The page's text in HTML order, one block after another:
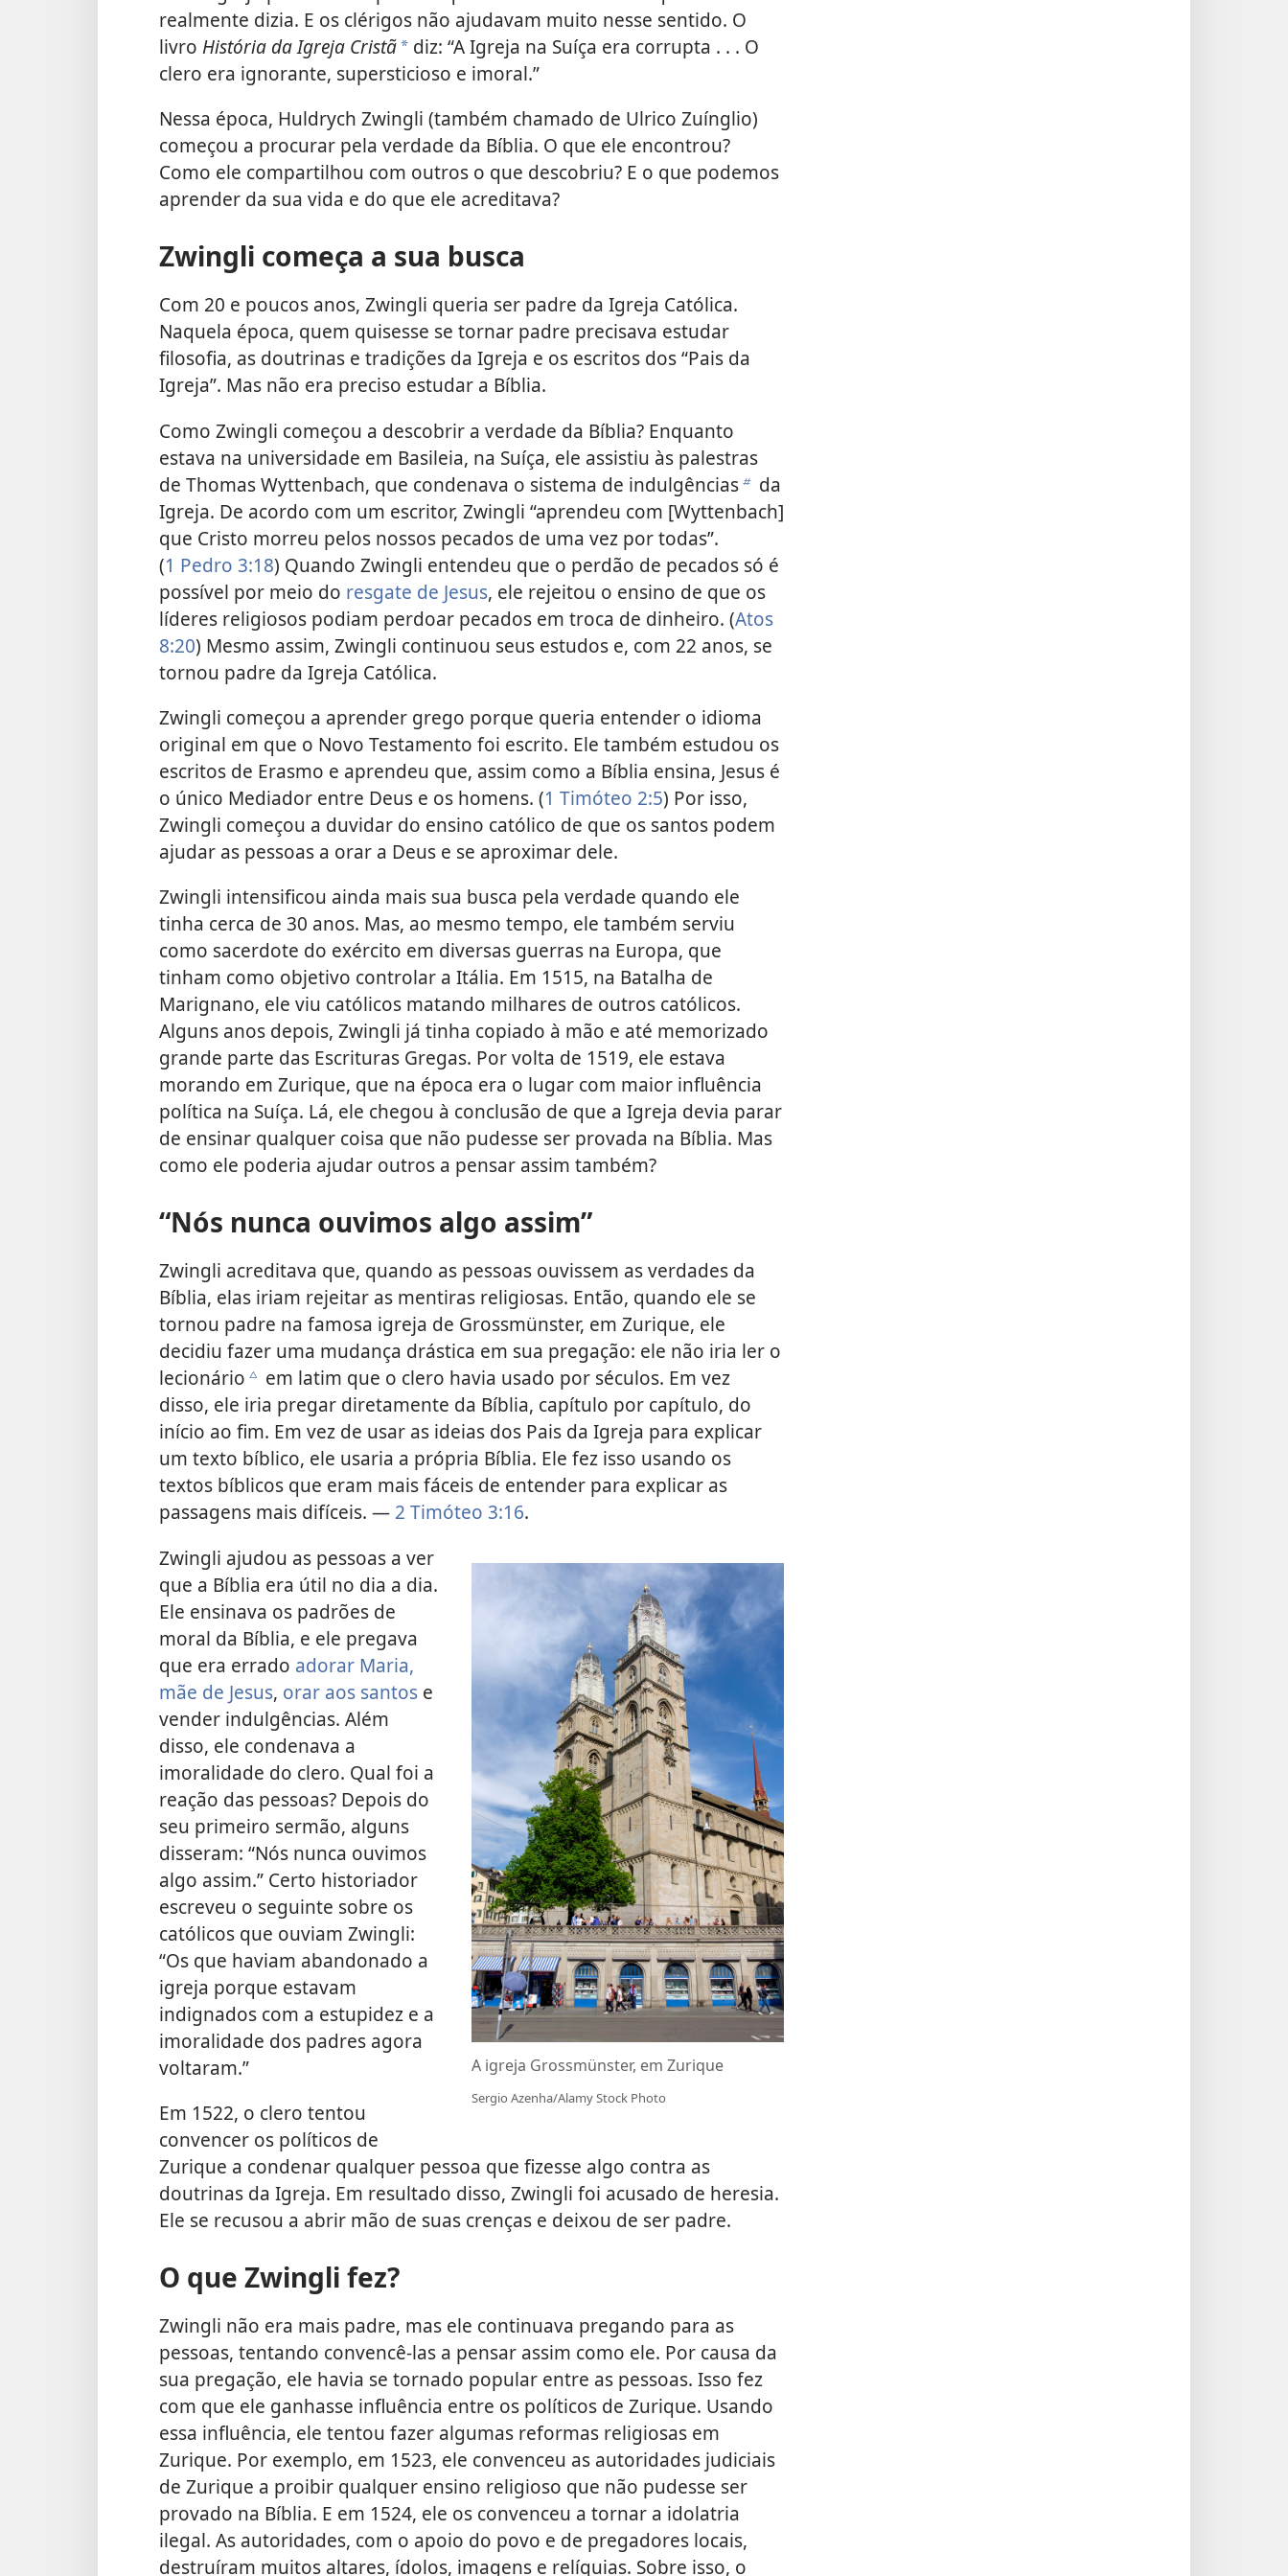
realmente dizia. E os clérigos não ajudavam muito nesse sentido. O
livro História da Igreja Cristãa diz: “A Igreja na Suíça era corrupta . . . O
clero era ignorante, supersticioso e imoral.”
Nessa época, Huldrych Zwingli (também chamado de Ulrico Zuínglio)
começou a procurar pela verdade da Bíblia. O que ele encontrou?
Como ele compartilhou com outros o que descobriu? E o que podemos
aprender da sua vida e do que ele acreditava?
Zwingli começa a sua busca
Com 20 e poucos anos, Zwingli queria ser padre da Igreja Católica.
Naquela época, quem quisesse se tornar padre precisava estudar
filosofia, as doutrinas e tradições da Igreja e os escritos dos “Pais da
Igreja”. Mas não era preciso estudar a Bíblia.
Como Zwingli começou a descobrir a verdade da Bíblia? Enquanto
estava na universidade em Basileia, na Suíça, ele assistiu às palestras
de Thomas Wyttenbach, que condenava o sistema de indulgênciasb da
Igreja. De acordo com um escritor, Zwingli “aprendeu com [Wyttenbach]
que Cristo morreu pelos nossos pecados de uma vez por todas”.
(1 Pedro 3:18) Quando Zwingli entendeu que o perdão de pecados só é
possível por meio do resgate de Jesus, ele rejeitou o ensino de que os
líderes religiosos podiam perdoar pecados em troca de dinheiro. (Atos
8:20) Mesmo assim, Zwingli continuou seus estudos e, com 22 anos, se
tornou padre da Igreja Católica.
Zwingli começou a aprender grego porque queria entender o idioma
original em que o Novo Testamento foi escrito. Ele também estudou os
escritos de Erasmo e aprendeu que, assim como a Bíblia ensina, Jesus é
o único Mediador entre Deus e os homens. (1 Timóteo 2:5) Por isso,
Zwingli começou a duvidar do ensino católico de que os santos podem
ajudar as pessoas a orar a Deus e se aproximar dele.
Zwingli intensificou ainda mais sua busca pela verdade quando ele
tinha cerca de 30 anos. Mas, ao mesmo tempo, ele também serviu
como sacerdote do exército em diversas guerras na Europa, que
tinham como objetivo controlar a Itália. Em 1515, na Batalha de
Marignano, ele viu católicos matando milhares de outros católicos.
Alguns anos depois, Zwingli já tinha copiado à mão e até memorizado
grande parte das Escrituras Gregas. Por volta de 1519, ele estava
morando em Zurique, que na época era o lugar com maior influência
política na Suíça. Lá, ele chegou à conclusão de que a Igreja devia parar
de ensinar qualquer coisa que não pudesse ser provada na Bíblia. Mas
como ele poderia ajudar outros a pensar assim também?
“Nós nunca ouvimos algo assim”
Zwingli acreditava que, quando as pessoas ouvissem as verdades da
Bíblia, elas iriam rejeitar as mentiras religiosas. Então, quando ele se
tornou padre na famosa igreja de Grossmünster, em Zurique, ele
decidiu fazer uma mudança drástica em sua pregação: ele não iria ler o
lecionário c em latim que o clero havia usado por séculos. Em vez
disso, ele iria pregar diretamente da Bíblia, capítulo por capítulo, do
início ao fim. Em vez de usar as ideias dos Pais da Igreja para explicar
um texto bíblico, ele usaria a própria Bíblia. Ele fez isso usando os
textos bíblicos que eram mais fáceis de entender para explicar as
passagens mais difíceis. — 2 Timóteo 3:16.
Sergio Azenha/Alamy Stock Photo
A igreja Grossmünster, em Zurique
Zwingli ajudou as pessoas a ver
que a Bíblia era útil no dia a dia.
Ele ensinava os padrões de
moral da Bíblia, e ele pregava
que era errado adorar Maria,
mãe de Jesus, orar aos santos e
vender indulgências. Além
disso, ele condenava a
imoralidade do clero. Qual foi a
reação das pessoas? Depois do
seu primeiro sermão, alguns
disseram: “Nós nunca ouvimos
algo assim.” Certo historiador
escreveu o seguinte sobre os
católicos que ouviam Zwingli:
“Os que haviam abandonado a
igreja porque estavam
indignados com a estupidez e a
imoralidade dos padres agora
voltaram.”
Em 1522, o clero tentou
convencer os políticos de
Zurique a condenar qualquer pessoa que fizesse algo contra as
doutrinas da Igreja. Em resultado disso, Zwingli foi acusado de heresia.
Ele se recusou a abrir mão de suas crenças e deixou de ser padre.
O que Zwingli fez?
Zwingli não era mais padre, mas ele continuava pregando para as
pessoas, tentando convencê-las a pensar assim como ele. Por causa da
sua pregação, ele havia se tornado popular entre as pessoas. Isso fez
com que ele ganhasse influência entre os políticos de Zurique. Usando
essa influência, ele tentou fazer algumas reformas religiosas em
Zurique. Por exemplo, em 1523, ele convenceu as autoridades judiciais
de Zurique a proibir qualquer ensino religioso que não pudesse ser
provado na Bíblia. E em 1524, ele os convenceu a tornar a idolatria
ilegal. As autoridades, com o apoio do povo e de pregadores locais,
destruíram muitos altares, ídolos, imagens e relíquias. Sobre isso, o